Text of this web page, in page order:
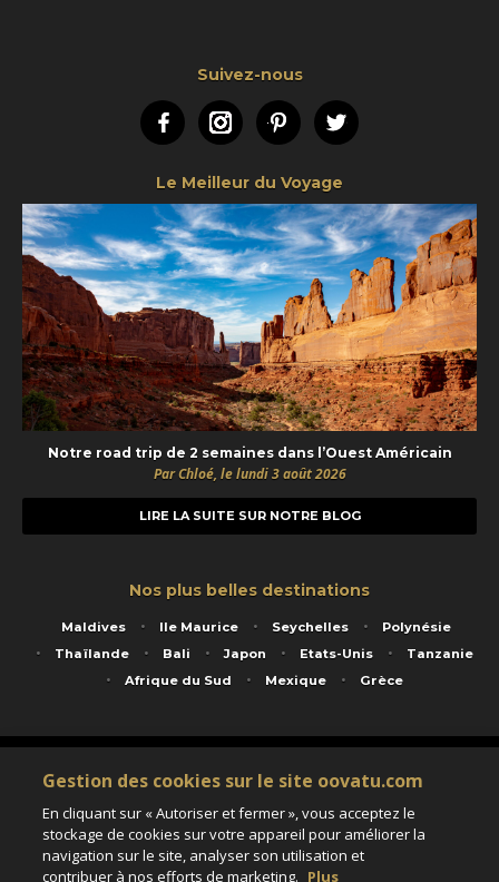
Suivez-nous
FacebookInstagramPinterestTwitter
Le Meilleur du Voyage
Notre road trip de 2 semaines dans l’Ouest Américain
Par Chloé, le lundi 3 août 2026
LIRE LA SUITE SUR NOTRE BLOG
Nos plus belles destinations
Maldives Ile Maurice Seychelles
Polynésie
Thaïlande
Bali Japon Etats-Unis
Tanzanie
Afrique du Sud
Mexique Grèce
Service animé par Nautil Voyages - 22 rue Georges Picquart 75017 Paris - S.A.S
au capital de 155 696 euros - RCS Paris B 423 671 973 - Code APE 7911Z
Matricule Atout France IM075100020 - Garantie financière Groupama - Agrément IATA
Assurance responsabilité civile et professionnelle HISCOX RCP0081066
Gestion des cookies sur le site oovatu.com
En cliquant sur « Autoriser et fermer », vous acceptez le
stockage de cookies sur votre appareil pour améliorer la
navigation sur le site, analyser son utilisation et
contribuer à nos efforts de marketing. Plus